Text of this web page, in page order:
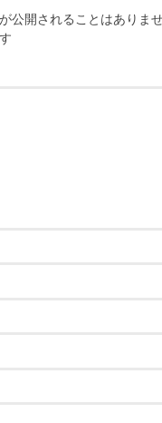
公開されることはありませ